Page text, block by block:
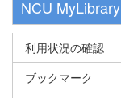
NCU MyLibrary
利用状況の確認
ブックマーク